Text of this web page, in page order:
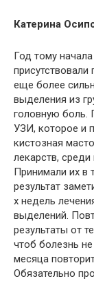
Катерина
Год тому
еще более
выделения из
головную боль.
УЗИ, которое и
кистозная
лекарств,
Принимали их в
результат
х недель
выделений.
результаты от
чтоб болезнь
месяца
Обязательно